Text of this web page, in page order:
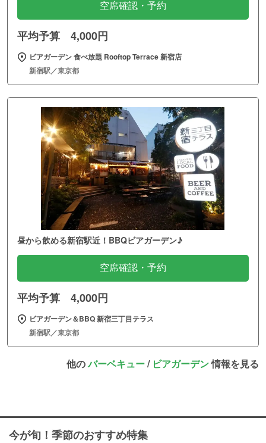
空席確認・予約
平均予算 4,000円
ビアガーデン 食べ放題 Rooftop Terrace 新宿店
新宿駅／東京都
昼から飲める新宿駅近！BBQビアガーデン♪
空席確認・予約
平均予算 4,000円
ビアガーデン＆BBQ 新宿三丁目テラス
新宿駅／東京都
他のバーベキュー/ ビアガーデン情報を見る
今が旬！季節のおすすめ特集